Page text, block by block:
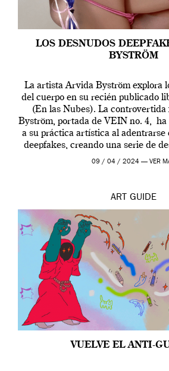
LOS DESNUDOS
BYSTRÖM
La artista Arvida Byström explora
del cuerpo en su recién publicado
(En las Nubes). La
Byström, portada de VEIN no. 4,
a su práctica artística al adentrarse
deepfakes, creando una serie de
por […]
09 / 04 / 2024 — VER
ART GUIDE
VUELVE EL ANTI-